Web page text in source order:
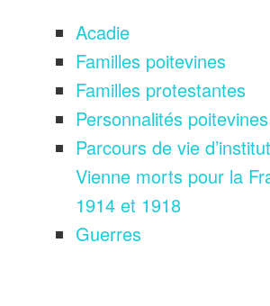
Acadie
Familles poitevines
Familles protestantes
Personnalités poitevines
Parcours de vie
Vienne morts pour la
1914 et 1918
Guerres